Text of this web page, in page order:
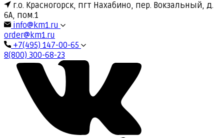
г.о. Красногорск, пгт Нахабино, пер. Вокзальный, д.
6А, пом.1
info@km1.ru
order@km1.ru
+7(495) 147-00-65
8(800) 300-68-23